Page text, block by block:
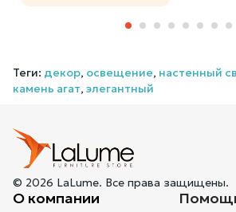
Теги: декор, освещение, настенный
камень агат, элегантный
© 2026 LaLume. Все права защищены.
О компании